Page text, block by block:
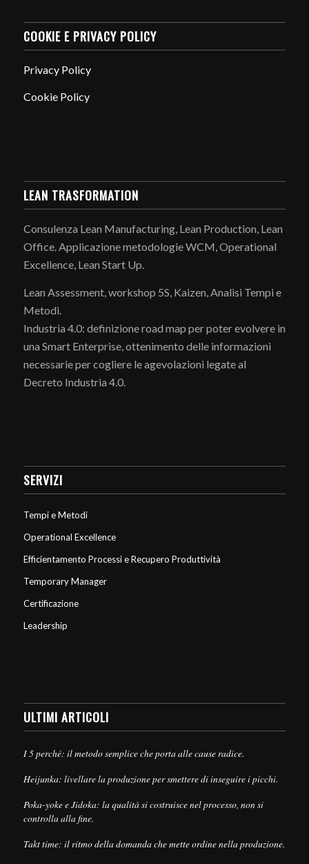
COOKIE E PRIVACY POLICY
Privacy Policy
Cookie Policy
LEAN TRASFORMATION
Consulenza Lean Manufacturing, Lean Production, Lean
Office. Applicazione metodologie WCM, Operational
Excellence, Lean Start Up.
Lean Assessment, workshop 5S, Kaizen, Analisi Tempi e
Metodi.
Industria 4.0: definizione road map per poter evolvere in
una Smart Enterprise, ottenimento delle informazioni
necessarie per cogliere le agevolazioni legate al
Decreto Industria 4.0.
SERVIZI
Tempi e Metodi
Operational Excellence
Efficientamento Processi e Recupero Produttività
Temporary Manager
Certificazione
Leadership
ULTIMI ARTICOLI
I 5 perché: il metodo semplice che porta alle cause radice.
Heijunka: livellare la produzione per smettere di inseguire i picchi.
Poka-yoke e Jidoka: la qualità si costruisce nel processo, non si
controlla alla fine.
Takt time: il ritmo della domanda che mette ordine nella produzione.